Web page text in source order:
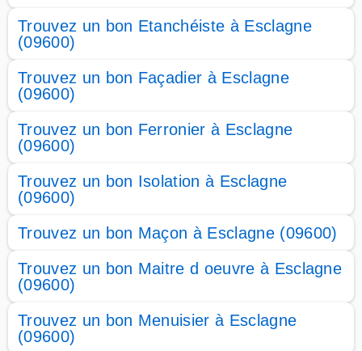
Trouvez un bon Etanchéiste à Esclagne
(09600)
Trouvez un bon Façadier à Esclagne
(09600)
Trouvez un bon Ferronier à Esclagne
(09600)
Trouvez un bon Isolation à Esclagne
(09600)
Trouvez un bon Maçon à Esclagne (09600)
Trouvez un bon Maitre d oeuvre à Esclagne
(09600)
Trouvez un bon Menuisier à Esclagne
(09600)